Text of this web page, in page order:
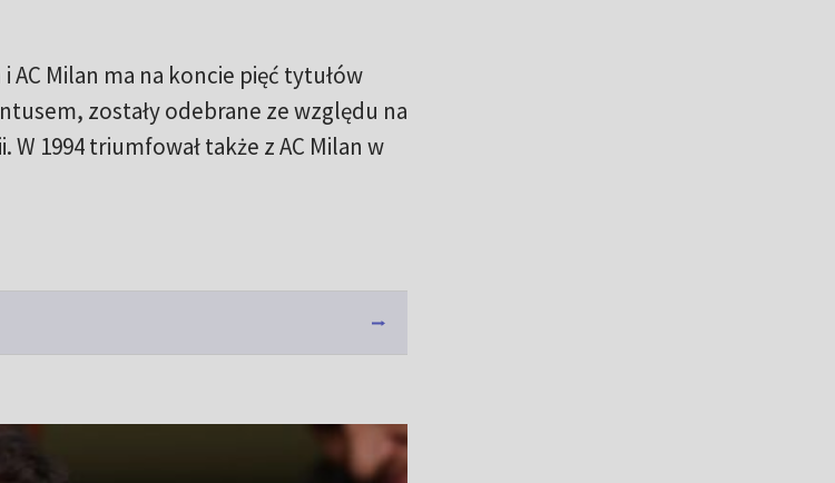
Milan ma na koncie pięć tytułów
zostały odebrane ze względu na
1994 triumfował także z AC Milan w